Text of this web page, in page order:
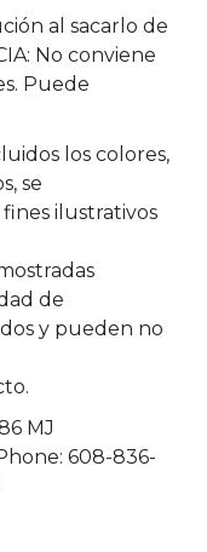
al sacarlo de
No conviene
Puede
los colores,
se
ilustrativos
de
y pueden no
MJ
608-836-